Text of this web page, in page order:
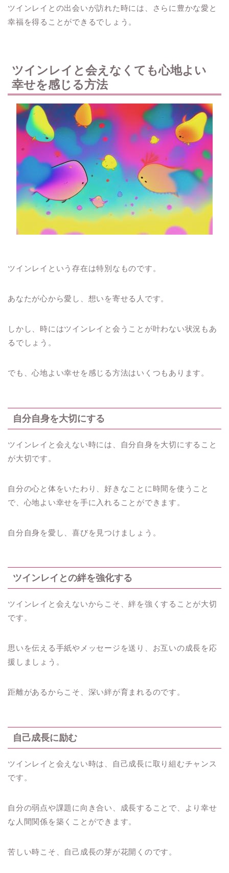
ツインレイとの出会いが訪れた時には、さらに豊かな愛と
幸福を得ることができるでしょう。
ツインレイと会えなくても心地よい
幸せを感じる方法
ツインレイという存在は特別なものです。
あなたが心から愛し、想いを寄せる人です。
しかし、時にはツインレイと会うことが叶わない状況もあ
るでしょう。
でも、心地よい幸せを感じる方法はいくつもあります。
自分自身を大切にする
ツインレイと会えない時には、自分自身を大切にすること
が大切です。
自分の心と体をいたわり、好きなことに時間を使うこと
で、心地よい幸せを手に入れることができます。
自分自身を愛し、喜びを見つけましょう。
ツインレイとの絆を強化する
ツインレイと会えないからこそ、絆を強くすることが大切
です。
思いを伝える手紙やメッセージを送り、お互いの成長を応
援しましょう。
距離があるからこそ、深い絆が育まれるのです。
自己成長に励む
ツインレイと会えない時は、自己成長に取り組むチャンス
です。
自分の弱点や課題に向き合い、成長することで、より幸せ
な人間関係を築くことができます。
苦しい時こそ、自己成長の芽が花開くのです。